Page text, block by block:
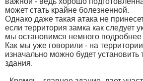
может стать крайне болезненной.
Однако даже такая атака не
если территория замка как следует
мы остановимся немного подробнее
Как мы уже говорили - на
изначально можно будет установить
здания.